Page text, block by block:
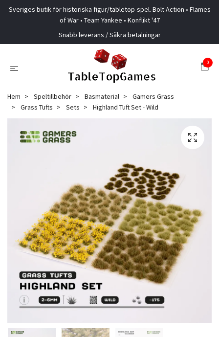
Sveriges butik för historiska figur/tabletop-spel. Bolt Action • Flames
of War • Team Yankee • Konflikt '47
Snabb leverans / Säkra betalningar
0
Hem Speltillbehör Basmaterial
Gamers Grass
Grass Tufts
Sets Highland Tuft Set - Wild